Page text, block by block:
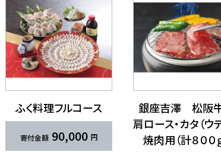
ふく​料理フルコース
90,000
銀座吉澤 松阪
肩ロース・​カタ​（ウ
焼肉用​（計８００